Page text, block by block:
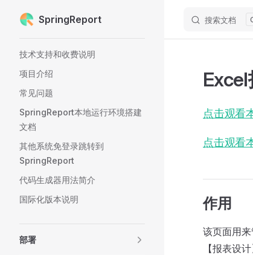
Skip to content
SpringReport 搜索文档
技术支持和收费说明
项目介绍
常见问题
SpringReport本地运行环境搭建
文档
其他系统免登录跳转到
SpringReport
代码生成器用法简介
国际化版本说明
部署
点击观看
点击观看
作用
该页面用
【报表设